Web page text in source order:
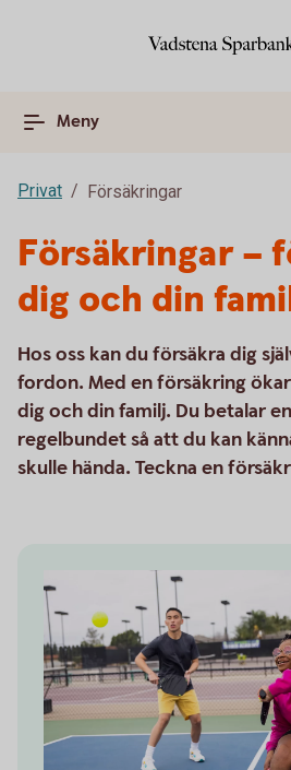
Meny
Privat Försäkringar
Försäkringar –
dig och din
Hos oss kan du försäkra dig
fordon. Med en försäkring
dig och din familj. Du betalar
regelbundet så att du kan
skulle hända. Teckna en